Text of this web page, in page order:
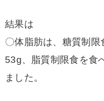
結果は
〇体脂肪は、糖質制
53g、脂質制限食を食
ました。